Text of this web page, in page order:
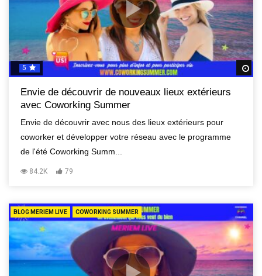
5
Envie de découvrir de nouveaux lieux extérieurs
avec Coworking Summer
Envie de découvrir avec nous des lieux extérieurs pour
coworker et développer votre réseau avec le programme
de l'été Coworking Summ...
84.2K 79
BLOG MERIEM LIVE COWORKING SUMMER